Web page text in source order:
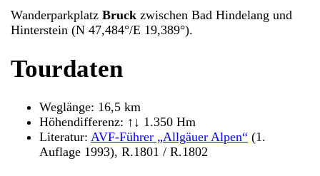
WanderparkplatzBruck zwischen Bad Hindelang und
Hinterstein (N 47,484°/E 19,389°).
Tourdaten
Weglänge: 16,5 km
Höhendifferenz: ↑↓ 1.350 Hm
Literatur:AVF-Führer „Allgäuer Alpen“ (1.
Auflage 1993), R.1801 / R.1802